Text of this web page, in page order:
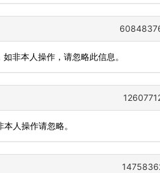
非本人操作，请忽略此信息。
人操作请忽略。